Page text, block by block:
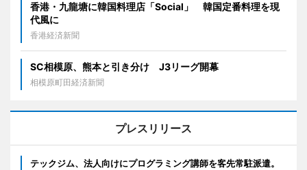
香港・九龍塘に韓国料理店「Social」 韓国定番料理を現
代風に
香港経済新聞
SC相模原、熊本と引き分け J3リーグ開幕
相模原町田経済新聞
プレスリリース
テックジム、法人向けにプログラミング講師を客先常駐派遣。